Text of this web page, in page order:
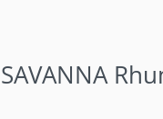
SAVANNA